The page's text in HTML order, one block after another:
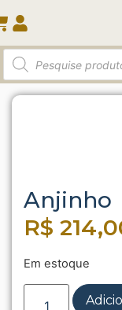
Início
Anjinho
R$
Em estoque